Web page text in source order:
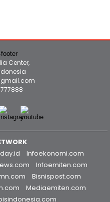
Center,
Infoekonomi.com
Infoemiten.com
Bisnispost.com